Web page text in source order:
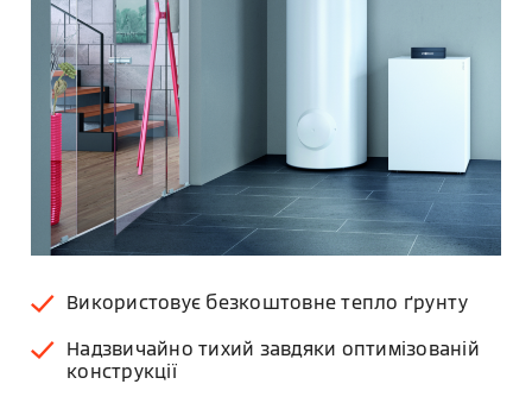
Використовує безкоштовне тепло ґрунту
Надзвичайно тихий завдяки оптимізованій
конструкції